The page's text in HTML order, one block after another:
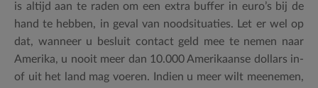
is altijd aan te raden om een extra buffer in euro’s bij de
hand te hebben, in geval van noodsituaties. Let er wel op
dat, wanneer u besluit contact geld mee te nemen naar
Amerika, u nooit meer dan 10.000 Amerikaanse dollars in-
of uit het land mag voeren. Indien u meer wilt meenemen,